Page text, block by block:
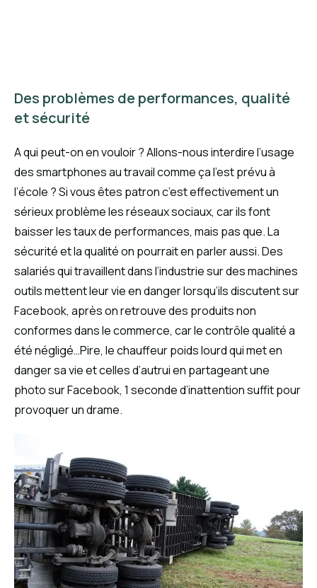
Des problèmes de performances, qualité
et sécurité
A qui peut-on en vouloir ? Allons-nous interdire l’usage
des smartphones au travail comme ça l’est prévu à
l’école ? Si vous êtes patron c’est effectivement un
sérieux problème les réseaux sociaux, car ils font
baisser les taux de performances, mais pas que. La
sécurité et la qualité on pourrait en parler aussi. Des
salariés qui travaillent dans l’industrie sur des machines
outils mettent leur vie en danger lorsqu’ils discutent sur
Facebook, après on retrouve des produits non
conformes dans le commerce, car le contrôle qualité a
été négligé…Pire, le chauffeur poids lourd qui met en
danger sa vie et celles d’autrui en partageant une
photo sur Facebook, 1 seconde d’inattention suffit pour
provoquer un drame.